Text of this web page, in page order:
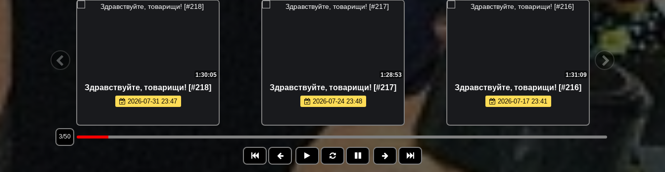
1:30:05
Здравствуйте, товарищи! [#218]
2026-07-31 23:47
1:28:53
Здравствуйте, товарищи! [#217]
2026-07-24 23:48
1:31:09
Здравствуйте, товарищи! [#216]
2026-07-17 23:41
3/50